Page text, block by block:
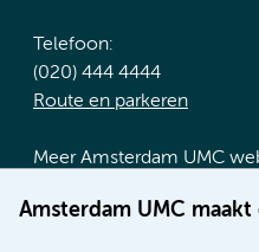
Amsterdam UMC
Telefoon:
(020) 444 4444
Route en parkeren
Meer Amsterdam UMC
Werken bij Amsterdam